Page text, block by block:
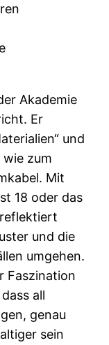
Akademie
Er
und
zum
Mit
18 oder das
und die
umgehen.
Faszination
all
genau
sein